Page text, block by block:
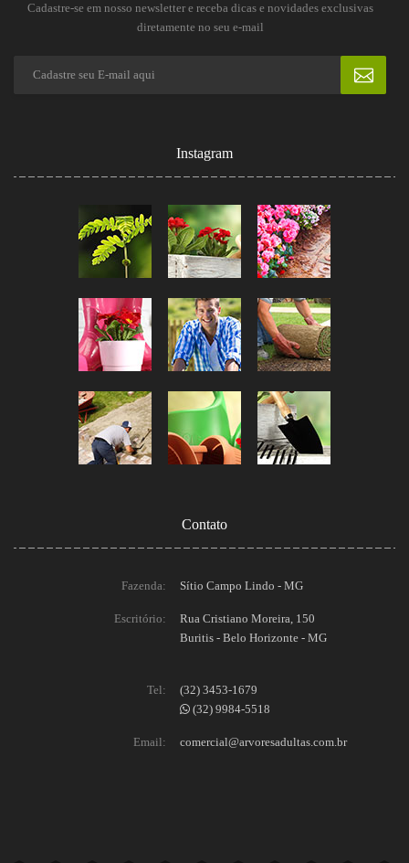
Cadastre-se em nosso newsletter e receba dicas e novidades exclusivas
diretamente no seu e-mail
Instagram
Contato
Fazenda: Sítio Campo Lindo - MG
Escritório:
Rua Cristiano Moreira, 150
Buritis - Belo Horizonte - MG
Tel:
(32) 3453-1679
(32) 9984-5518
Email: comercial@arvoresadultas.com.br